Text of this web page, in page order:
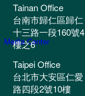
Media Center
Tainan Office
台南市歸仁區歸仁
十三路一段160號4
樓之6
Taipei Office
台北市大安區仁愛
路四段2號10樓